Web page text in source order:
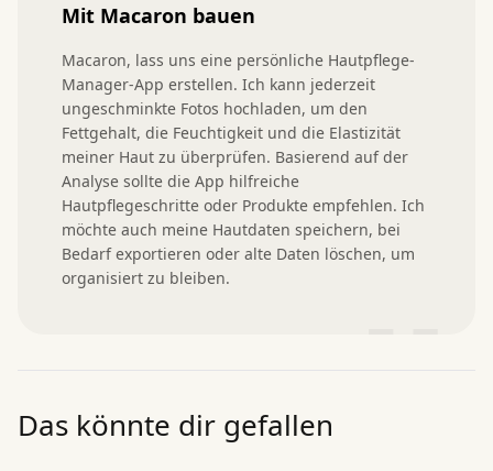
Mit Macaron bauen
Macaron, lass uns eine persönliche Hautpflege-
Manager-App erstellen. Ich kann jederzeit
ungeschminkte Fotos hochladen, um den
Fettgehalt, die Feuchtigkeit und die Elastizität
meiner Haut zu überprüfen. Basierend auf der
Analyse sollte die App hilfreiche
Hautpflegeschritte oder Produkte empfehlen. Ich
möchte auch meine Hautdaten speichern, bei
Bedarf exportieren oder alte Daten löschen, um
organisiert zu bleiben.
Das könnte dir gefallen